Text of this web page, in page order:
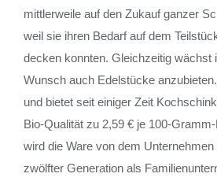
mittlerweile auf den Zukauf ganzer
weil sie ihren Bedarf auf dem
decken konnten. Gleichzeitig wächst
Wunsch auch Edelstücke
und bietet seit einiger Zeit
Bio-Qualität zu 2,59 € je 100-
wird die Ware von dem
zwölfter Generation als